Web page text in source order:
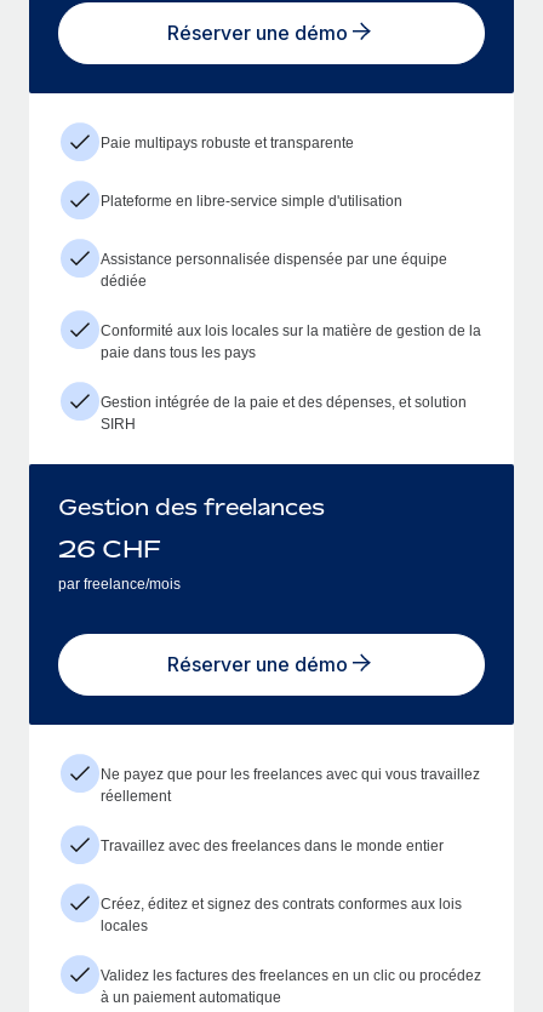
Réserver une démo
Paie multipays robuste et transparente
Plateforme en libre-service simple d'utilisation
Assistance personnalisée dispensée par une équipe
dédiée
Conformité aux lois locales sur la matière de gestion de la
paie dans tous les pays
Gestion intégrée de la paie et des dépenses, et solution
SIRH
Gestion des freelances
26 CHF
par freelance/mois
Réserver une démo
Ne payez que pour les freelances avec qui vous travaillez
réellement
Travaillez avec des freelances dans le monde entier
Créez, éditez et signez des contrats conformes aux lois
locales
Validez les factures des freelances en un clic ou procédez
à un paiement automatique